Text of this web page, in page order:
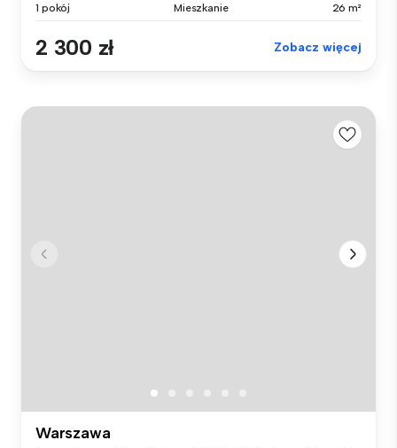
1 pokój Mieszkanie 26 m²
2 300 zł Zobacz więcej
Warszawa